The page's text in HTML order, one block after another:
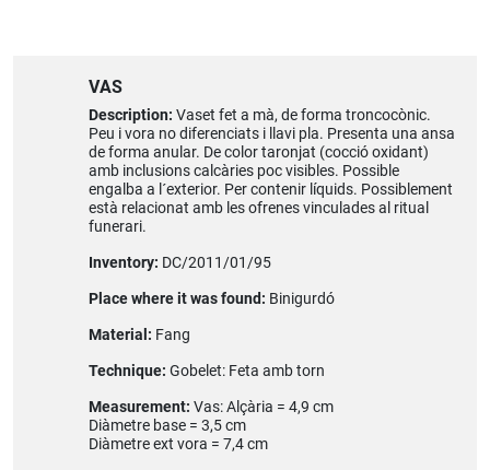
VAS
Description: Vaset fet a mà, de forma troncocònic.
Peu i vora no diferenciats i llavi pla. Presenta una ansa
de forma anular. De color taronjat (cocció oxidant)
amb inclusions calcàries poc visibles. Possible
engalba a l´exterior. Per contenir líquids. Possiblement
està relacionat amb les ofrenes vinculades al ritual
funerari.
Inventory: DC/2011/01/95
Place where it was found: Binigurdó
Material: Fang
Technique: Gobelet: Feta amb torn
Measurement: Vas: Alçària = 4,9 cm
Diàmetre base = 3,5 cm
Diàmetre ext vora = 7,4 cm